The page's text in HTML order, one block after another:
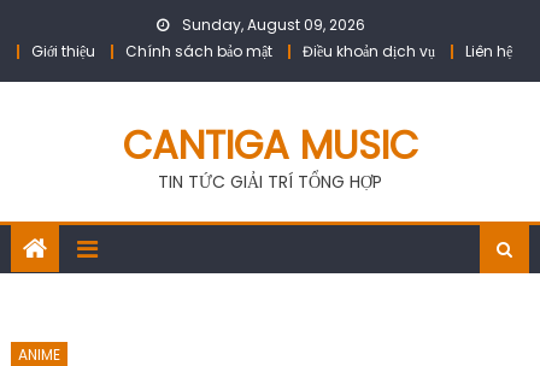
Sunday, August 09, 2026
Giới thiệu
Chính sách bảo mật Điều khoản dịch vụ Liên hệ
CANTIGA MUSIC
TIN TỨC GIẢI TRÍ TỔNG HỢP
ANIME